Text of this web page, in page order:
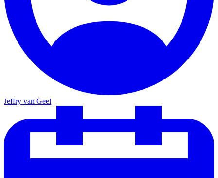
Jeffry van Geel